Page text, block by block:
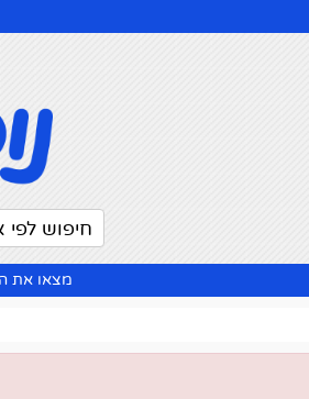
חיפוש לפי
מצאו את